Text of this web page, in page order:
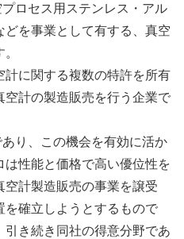
ロセス用ステンレス・アル
どを事業として有する、真空
に関する複数の特許を所有
計の製造販売を行う企業で
り、この機会を有効に活か
性能と価格で高い優位性を
空計製造販売の事業を譲受
を確立しようとするもので
き続き同社の得意分野であ